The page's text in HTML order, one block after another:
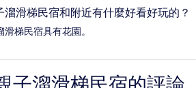
溜滑梯民宿和附近有什麼好看好玩的？
梯民宿具有花園。